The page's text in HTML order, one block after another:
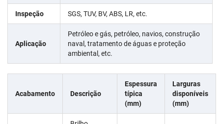
Inspeção SGS, TUV, BV, ABS, LR, etc.
Aplicação
Petróleo e gás, petróleo, navios, construção
naval, tratamento de águas e proteção
ambiental, etc.
Acabamento Descrição
Espessura
típica
(mm)
Larguras
disponíveis
(mm)